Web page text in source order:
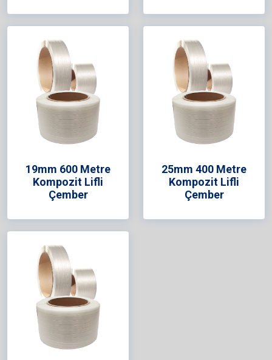
19mm 600 Metre
Kompozit Lifli
Çember
25mm 400 Metre
Kompozit Lifli
Çember